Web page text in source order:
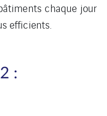
chaque jour
efficients.
: